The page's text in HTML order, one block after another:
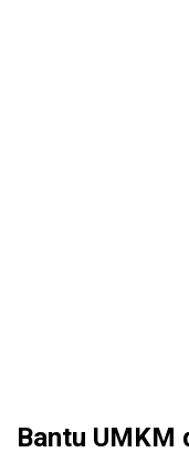
Bantu UMKM